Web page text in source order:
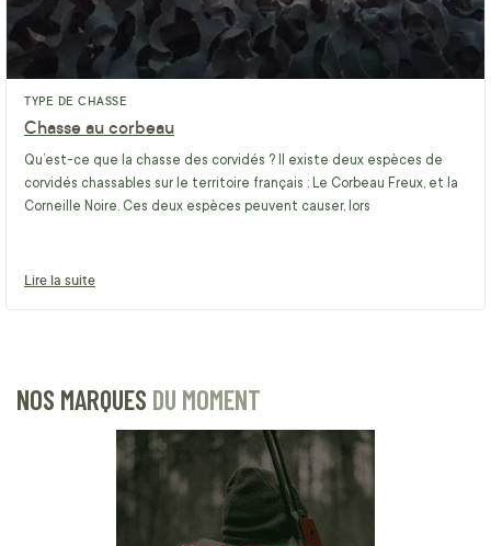
TYPE DE CHASSE
Chasse au corbeau
Qu’est-ce que la chasse des corvidés ? Il existe deux espèces de
corvidés chassables sur le territoire français : Le Corbeau Freux, et la
Corneille Noire. Ces deux espèces peuvent causer, lors
Lire la suite
NOS MARQUES DU MOMENT